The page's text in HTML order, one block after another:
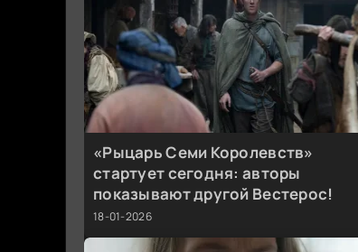
«Рыцарь Семи Королевств»
стартует сегодня: авторы
показывают другой Вестерос!
18-01-2026